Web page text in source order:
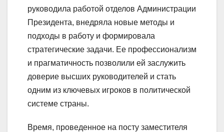
руководила работой отделов Администрации
Президента, внедряла новые методы и
подходы в работу и формировала
стратегические задачи. Ее профессионализм
и прагматичность позволили ей заслужить
доверие высших руководителей и стать
одним из ключевых игроков в политической
системе страны.
Время, проведенное на посту заместителя